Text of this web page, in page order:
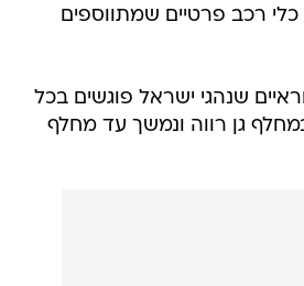
מ-100 אלף כלי רכב פרטיים שמתווספים
שנהגי ישראל פוגשים בכל
גן רווה ונמשך עד מחלף